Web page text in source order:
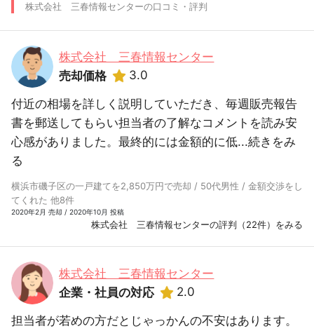
株式会社 三春情報センターの口コミ・評判
株式会社 三春情報センター
売却価格
3.0
付近の相場を詳しく説明していただき、毎週販売報告
書を郵送してもらい担当者の了解なコメントを読み安
心感がありました。最終的には金額的に低...続きをみ
る
横浜市磯子区の一戸建てを2,850万円で売却 / 50代男性 / 金額交渉をし
てくれた 他8件
2020年2月 売却 / 2020年10月 投稿
株式会社 三春情報センターの評判（22件）をみる
株式会社 三春情報センター
企業・社員の対応
2.0
担当者が若めの方だとじゃっかんの不安はあります。